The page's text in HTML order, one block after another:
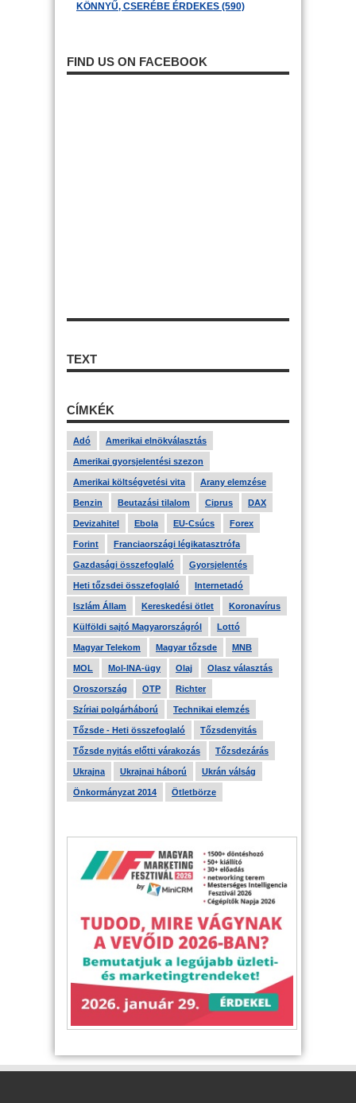
KÖNNYŰ, CSERÉBE ÉRDEKES (590)
FIND US ON FACEBOOK
TEXT
CÍMKÉK
Adó Amerikai elnökválasztás
Amerikai gyorsjelentési szezon
Amerikai költségvetési vita Arany elemzése
Benzin Beutazási tilalom Ciprus DAX
Devizahitel Ebola EU-Csúcs Forex
Forint Franciaországi légikatasztrófa
Gazdasági összefoglaló Gyorsjelentés
Heti tőzsdei összefoglaló Internetadó
Iszlám Állam Kereskedési ötlet Koronavírus
Külföldi sajtó Magyarországról Lottó
Magyar Telekom Magyar tőzsde MNB
MOL Mol-INA-ügy Olaj Olasz választás
Oroszország OTP Richter
Szíriai polgárháború Technikai elemzés
Tőzsde - Heti összefoglaló Tőzsdenyitás
Tőzsde nyitás előtti várakozás Tőzsdezárás
Ukrajna Ukrajnai háború Ukrán válság
Önkormányzat 2014 Ötletbörze